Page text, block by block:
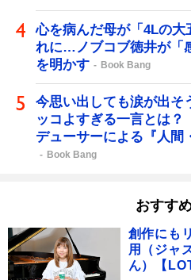
心を病んだ母が「4Lの
れに…ノブコブ徳井が「
を明かす
Book Bang
今思い出しても涙が出
ッコよすぎる一言とは
デューサーによる『人間
Book Bang
おすす
創作にも
用（ジャ
ん）【